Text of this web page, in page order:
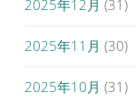
2025年12月 (31)
2025年11月 (30)
2025年10月 (31)